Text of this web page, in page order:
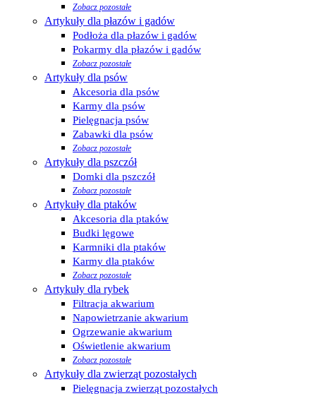
Zobacz pozostałe
Artykuły dla płazów i gadów
Podłoża dla płazów i gadów
Pokarmy dla płazów i gadów
Zobacz pozostałe
Artykuły dla psów
Akcesoria dla psów
Karmy dla psów
Pielęgnacja psów
Zabawki dla psów
Zobacz pozostałe
Artykuły dla pszczół
Domki dla pszczół
Zobacz pozostałe
Artykuły dla ptaków
Akcesoria dla ptaków
Budki lęgowe
Karmniki dla ptaków
Karmy dla ptaków
Zobacz pozostałe
Artykuły dla rybek
Filtracja akwarium
Napowietrzanie akwarium
Ogrzewanie akwarium
Oświetlenie akwarium
Zobacz pozostałe
Artykuły dla zwierząt pozostałych
Pielęgnacja zwierząt pozostałych